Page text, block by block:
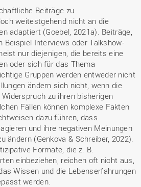
Beiträge zu
weitestgehend nicht an die
adaptiert (Goebel, 2021a). Beiträge,
Beispiel Interviews oder Talkshow-
nur diejenigen, die bereits eine
oder sich für das Thema
Gruppen werden entweder nicht
ändern sich nicht, wenn die
zu ihren bisherigen
Fällen können komplexe Fakten
dazu führen, dass
und ihre negativen Meinungen
ändern (Genkova & Schreiber, 2022).
Formate, die z. B.
einbeziehen, reichen oft nicht aus,
Wissen und die Lebenserfahrungen
werden.